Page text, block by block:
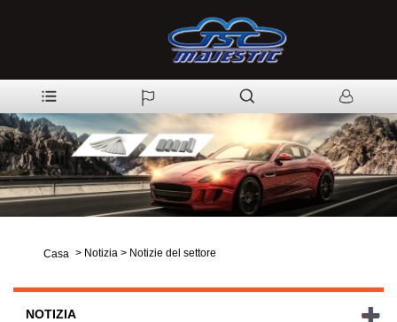
Casa > Notizia > Notizie del settore
NOTIZIA